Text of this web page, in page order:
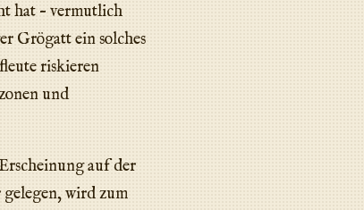
hat – vermutlich
Grögatt ein solches
riskieren
und
auf der
wird zum